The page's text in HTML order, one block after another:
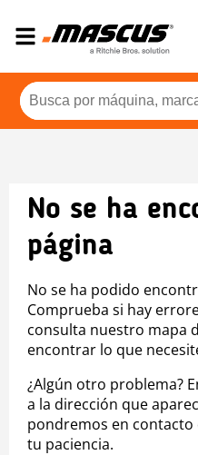
No se ha
página
No se ha podido
Comprueba si hay
consulta nuestro mapa
encontrar lo que
¿Algún otro problema?
a la dirección que
pondremos en contacto
tu paciencia.